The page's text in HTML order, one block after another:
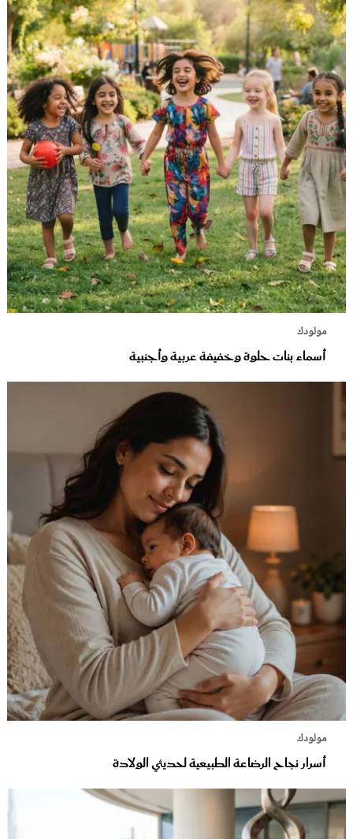
مولودك
أسماء بنات حلوة وخفيفة عربية وأجنبية
مولودك
أسرار نجاح الرضاعة الطبيعية لحديثي الولادة